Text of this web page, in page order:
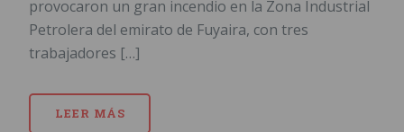
provocaron un gran incendio en la Zona Industrial
Petrolera del emirato de Fuyaira, con tres
trabajadores […]
LEER MÁS